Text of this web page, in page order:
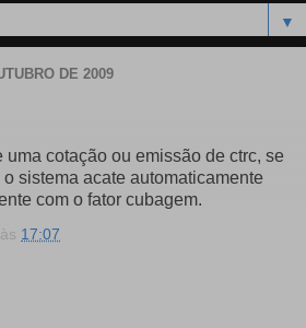
▼
DE 2009
uma cotação ou emissão de ctrc, se
sistema acate automaticamente
com o fator cubagem.
às 17:07